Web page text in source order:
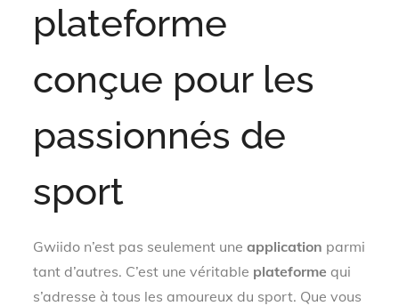
plateforme
conçue pour les
passionnés de
sport
Gwiido n’est pas seulement uneapplication parmi
tant d’autres. C’est une véritable plateforme qui
s’adresse à tous les amoureux du sport. Que vous